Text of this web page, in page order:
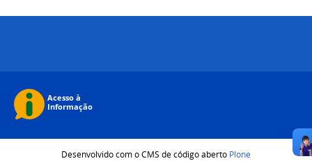
Desenvolvido com o CMS de código aberto Plone